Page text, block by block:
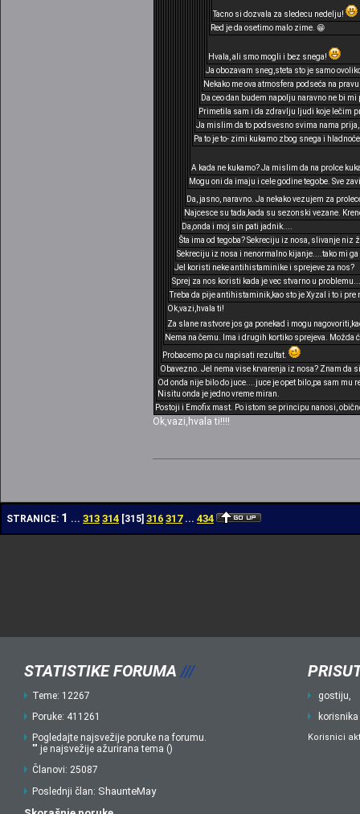
Tacno si dozvala za sledecu nedelju!
Red je da osetimo malo zime. 😁
Hvala, ali smo mogli i bez snega!
Ja obozavam sneg,steta sto je samo
Nekako me ova atmosfera podseća na
Da ceo dan budem napolju naravno ne bi
Primetila sam i da zdravlju ljudi koje lečim
Ja mislim da to podsvesno svima nama
Pa to je to- zimi kukamo zbog snega i
A kada ne kukamo? Ja mislim da na prolce
Mogu oni da imaju i cele godine tegobe. Sve
Da, jasno, naravno. Ja nekako vezujem za
Najcesce su tada,kada su sezonski vezane.
Da,onda i moj sin pati jadnik....
Šta ima od tegoba? Sekreciju iz nosa, slivanje
Sekreciju iz nosa i nenormalno kijanje....tako mi ga
Jel koristi neke antihistaminike i sprejeve za nos?
Sprej za nos koristi kada je vec stvarno u
Treba da pije antihistaminik,kao sto je Xyzal i to i
Ok,vazi,hvala ti!
Za slane rastvore jos ga ponekad i mogu
Nema na čemu. Ima i drugih kortiko sprejeva. Možda
Probacemo pa cu napisati rezultat.
Obavezno. Jel nema vise krvarenja iz nosa? Znam da
Od onda nije bilo do juce....juce je opet bilo,pa sam mu
Nisitu onda je jedno vreme miran.
Postoji i Emofix mast. Po istom se principu nanosi,
Ok,vazi,hvala ti!!!!
STRANICE: 1 ... 313 314 [315] 316 317 ... 434
STATISTIKE FORUMA ///
Teme: 12267
Poruke: 411261
Pogledajte najsvežije poruke na forumu.
"" je najsvežije ažurirana tema ()
Članovi: 25087
Poslednji član: ShaunteMay
gostiju,
korisnika
Korisnici